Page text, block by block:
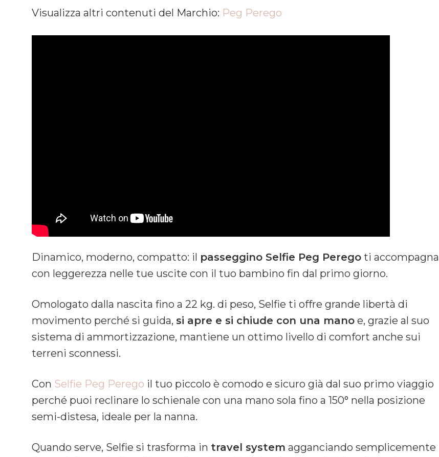
Visualizza altri contenuti del Marchio: Peg Perego
Dinamico, moderno, compatto: il passeggino Selfie Peg Perego ti accompagna
con leggerezza nelle tue uscite con il tuo bambino fin dal primo giorno.
Omologato dalla nascita fino a 22 kg. di peso, Selfie ti offre grande libertà di
movimento perché si guida, si apre e si chiude con una mano e, grazie al suo
sistema di ammortizzazione, mantiene un ottimo livello di comfort anche sui
terreni sconnessi.
Con Selfie Peg Perego il tuo piccolo è comodo e sicuro già dal suo primo viaggio
perché puoi reclinare lo schienale con una mano sola fino a 150° nella posizione
semi-distesa, ideale per la nanna.
Quando serve, Selfie si trasforma in travel system agganciando semplicemente